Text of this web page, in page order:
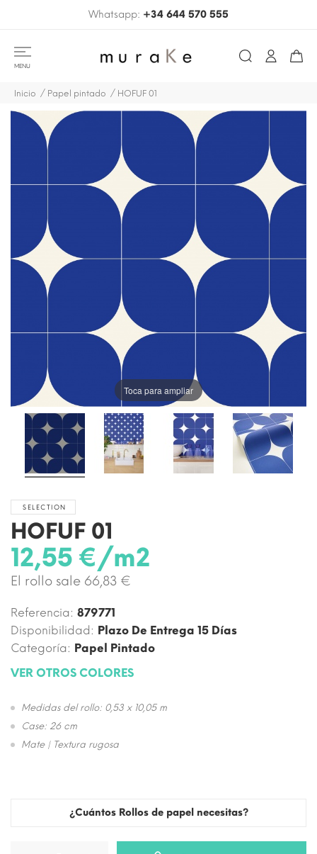
Whatsapp: +34 644 570 555
MENU
Inicio Papel pintado HOFUF 01
Toca para ampliar
SELECTION
HOFUF 01
12,55 €/m2
El rollo sale 66,83 €
Referencia: 879771
Disponibilidad: Plazo De Entrega 15 Días
Categoría: Papel Pintado
VER OTROS COLORES
Medidas del rollo: 0,53 x 10,05 m
Case: 26 cm
Mate | Textura rugosa
¿Cuántos Rollos de papel necesitas?